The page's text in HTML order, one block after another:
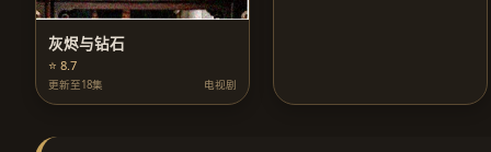
灰烬与钻石
⭐ 8.7
更新至18集 电视剧